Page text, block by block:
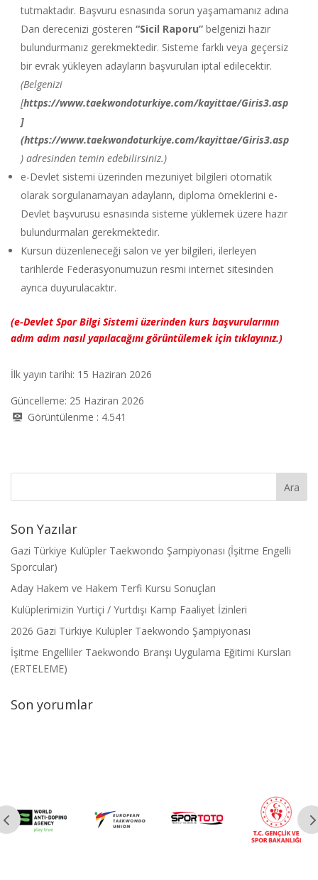
tutmaktadır. Başvuru esnasında sorun yaşamamanız adına
Dan derecenizi gösteren “Sicil Raporu” belgenizi hazır
bulundurmanız gerekmektedir. Sisteme farklı veya geçersiz
bir evrak yükleyen adayların başvuruları iptal edilecektir.
(Belgenizi
[https://www.taekwondoturkiye.com/kayittae/Giris3.asp
]
(https://www.taekwondoturkiye.com/kayittae/Giris3.asp
) adresinden temin edebilirsiniz.)
e-Devlet sistemi üzerinden mezuniyet bilgileri otomatik
olarak sorgulanamayan adayların, diploma örneklerini e-
Devlet başvurusu esnasında sisteme yüklemek üzere hazır
bulundurmaları gerekmektedir.
Kursun düzenleneceği salon ve yer bilgileri, ilerleyen
tarihlerde Federasyonumuzun resmi internet sitesinden
ayrıca duyurulacaktır.
(e-Devlet Spor Bilgi Sistemi üzerinden kurs başvurularının
adım adım nasıl yapılacağını görüntülemek için tıklayınız.)
İlk yayın tarihi: 15 Haziran 2026
Güncelleme: 25 Haziran 2026
Görüntülenme : 4.541
Son Yazılar
Gazi Türkiye Kulüpler Taekwondo Şampiyonası (İşitme Engelli
Sporcular)
Aday Hakem ve Hakem Terfi Kursu Sonuçları
Kulüplerimizin Yurtiçi / Yurtdışı Kamp Faaliyet İzinleri
2026 Gazi Türkiye Kulüpler Taekwondo Şampiyonası
İşitme Engelliler Taekwondo Branşı Uygulama Eğitimi Kursları
(ERTELEME)
Son yorumlar